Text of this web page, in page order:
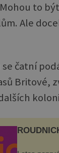
to
Ale
čatní
Britové,